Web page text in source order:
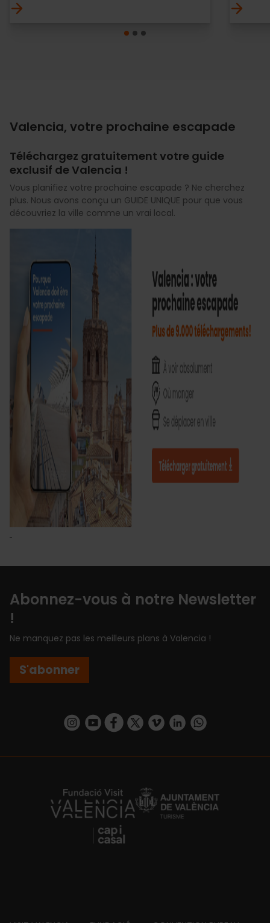
Valencia, votre prochaine escapade
Téléchargez gratuitement votre guide
exclusif de Valencia !
Vous planifiez votre prochaine escapade ? Ne cherchez
plus. Nous avons conçu un GUIDE UNIQUE pour que vous
découvriez la ville comme un vrai local.
Abonnez-vous à notre Newsletter
!
Ne manquez pas les meilleurs plans à Valencia !
S'abonner
https://www.instagram.com/visit_valencia/
https://www.youtube.com/user/
https://www.facebook.com/
https://twitter.com/
https://vimeo.com/
https://www.linkedin.com/company/turismo-valencia/https://api.whatsapp.com/send/
https://fundacion.visitvalencia.com/